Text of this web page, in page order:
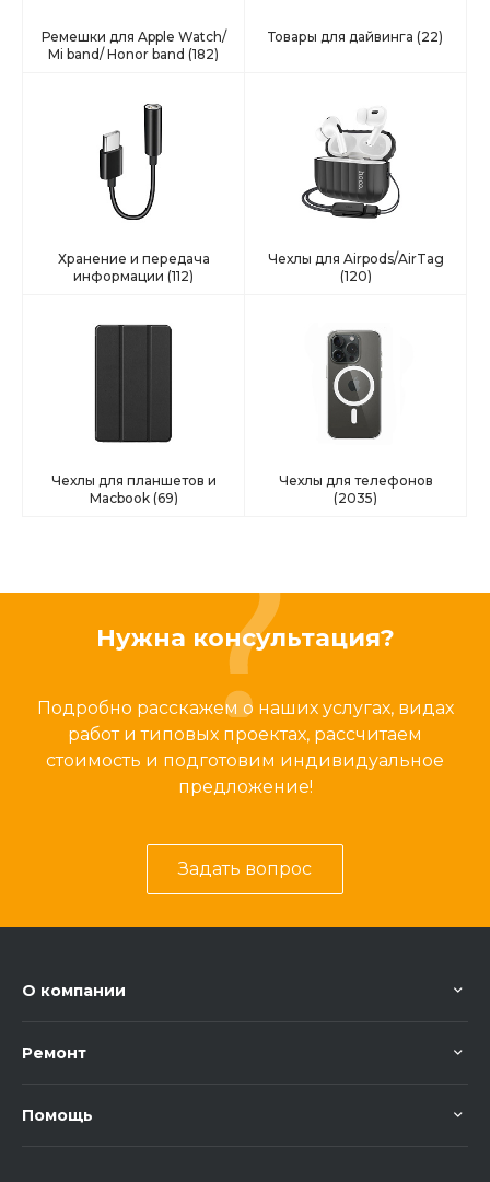
Ремешки для Apple Watch/
Mi band/ Honor band (182)
Товары для дайвинга (22)
Хранение и передача
информации (112)
Чехлы для Airpods/AirTag
(120)
Чехлы для планшетов и
Macbook (69)
Чехлы для телефонов
(2035)
Нужна консультация?
Подробно расскажем о наших услугах, видах
работ и типовых проектах, рассчитаем
стоимость и подготовим индивидуальное
предложение!
Задать вопрос
О компании
Ремонт
Помощь